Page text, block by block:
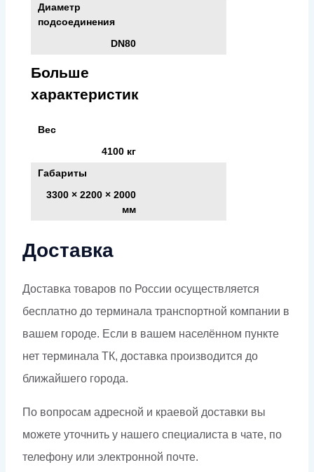
Диаметр
подсоединения
DN80
Больше
характеристик
Вес
4100 кг
Габариты
3300 × 2200 × 2000
мм
Доставка
Доставка товаров по России осуществляется
бесплатно до терминала транспортной компании в
вашем городе. Если в вашем населённом пункте
нет терминала ТК, доставка производится до
ближайшего города.
По вопросам адресной и краевой доставки вы
можете уточнить у нашего специалиста в чате, по
телефону или электронной почте.